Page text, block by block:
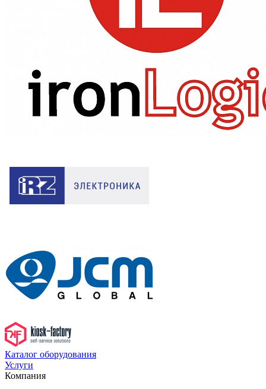
Каталог оборудования
Услуги
Компания